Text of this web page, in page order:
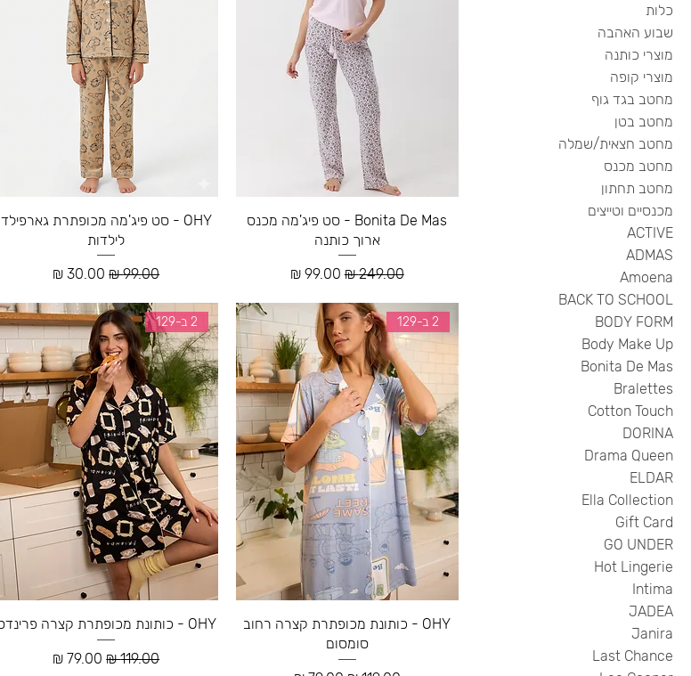
כלות
שבוע האהבה
מוצרי כותנה
מוצרי קופה
מחטב בגד גוף
מחטב בטן
מחטב חצאית/שמלה
מחטב מכנס
מחטב תחתון
מכנסיים וטייצים
ACTIVE
ADMAS
Amoena
BACK TO SCHOOL
BODY FORM
Body Make Up
Bonita De Mas
Bralettes
Cotton Touch
DORINA
Drama Queen
ELDAR
Ella Collection
Gift Card
GO UNDER
Hot Lingerie
Intima
JADEA
Janira
Last Chance
Bonita De Mas - סט פיג'מה מכנס
ארוך כותנה
מחיר רגיל‏249.00 ‏₪ מחיר מבצע
OHY - סט פיג'מה מכופתרת גארפילד
לילדות
מחיר רגיל‏99.00 ‏₪ מחיר מבצע
2 ב-129
OHY - כותונת מכופתרת קצרה רחוב
סומסום
2 ב-129
OHY - כותונת מכופתרת קצרה פרינדס
מחיר רגיל‏119.00 ‏₪ מחיר מבצע